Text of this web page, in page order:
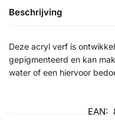
Beschrijving
Deze acryl verf is
gepigmenteerd en kan
water of een hiervoor
EAN: